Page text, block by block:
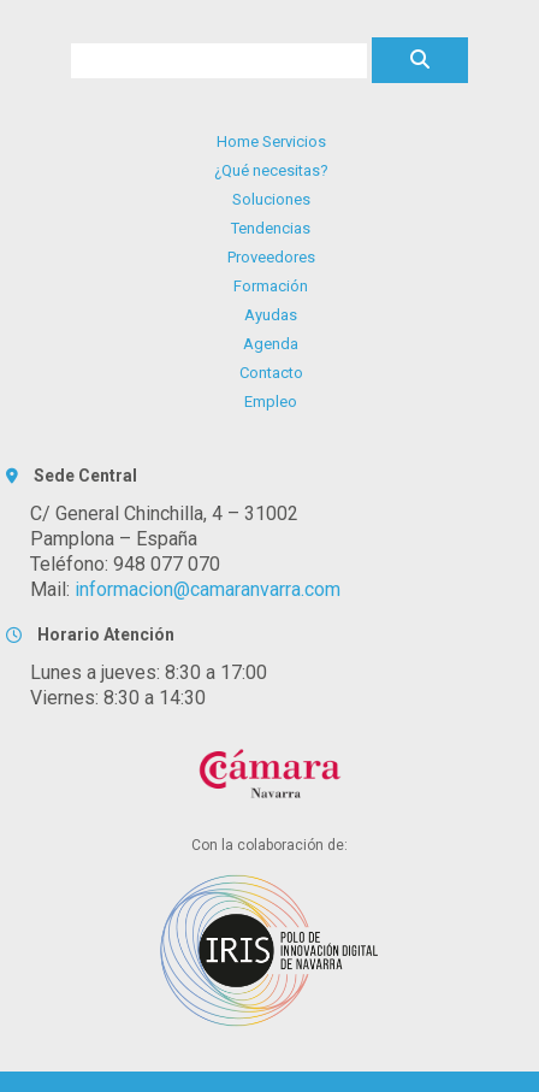
Home Servicios
¿Qué necesitas?
Soluciones
Tendencias
Proveedores
Formación
Ayudas
Agenda
Contacto
Empleo
Sede Central
C/ General Chinchilla, 4 – 31002
Pamplona – España
Teléfono: 948 077 070
Mail: informacion@camaranvarra.com
Horario Atención
Lunes a jueves: 8:30 a 17:00
Viernes: 8:30 a 14:30
Con la colaboración de: